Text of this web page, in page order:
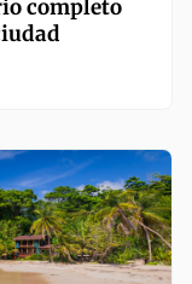
completo